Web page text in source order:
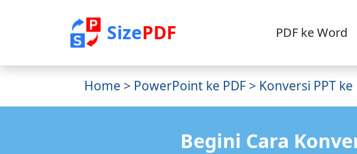
SizePDF PDF ke Word
Home > PowerPoint ke PDF > Konversi PPT ke
Begini Cara